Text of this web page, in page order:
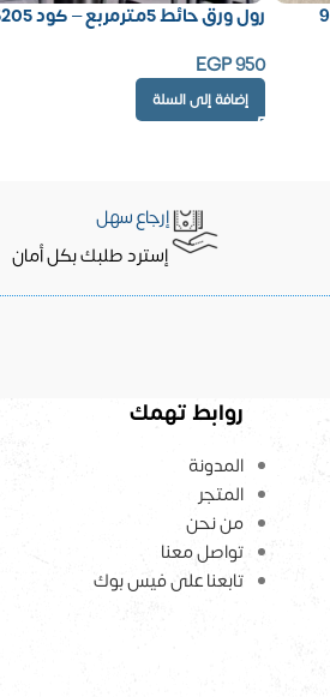
رول ورق حائط 5مترمربع – كود 9c015205
EGP950
إضافة إلى السلة
إرجاع سهل
إسترد طلبك بكل أمان
روابط تهمك
المدونة
المتجر
من نحن
تواصل معنا
تابعنا على فيس بوك